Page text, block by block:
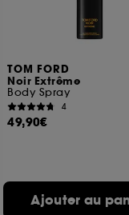
TOM FORD
Noir Extrême
Body Spray
4
49,90€
Ajouter au